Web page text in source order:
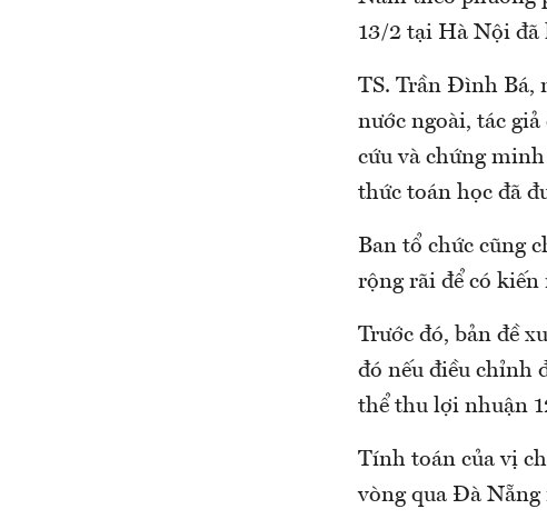
13/2 tại Hà Nội đã
TS. Trần Đình Bá,
nước ngoài, tác
cứu và chứng
thức toán học đã
Ban tổ chức cũng
rộng rãi để có
Trước đó, bản đề
đó nếu điều chỉnh
thể thu lợi nhuận
Tính toán của vị
vòng qua Đà